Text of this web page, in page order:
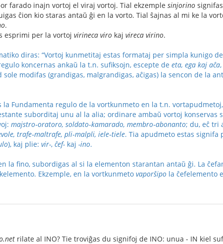
farado inajn vortoj el viraj vortoj. Tial ekzemple sinjorino
ĉion kio staras antaŭ ĝi en la vorto. Tial ŝajnas al mi ke la
.
esprimi per la vortoj virineca viro kaj vireca virino.
diras: “Vortoj kunmetitaj estas formataj per simpla kunigo
koncernas ankaŭ la t.n. sufiksojn, escepte de eta, ega kaj aĉa
sole modifas (grandigas, malgrandigas, aĉigas) la sencon de la
Fundamenta regulo de la vortkunmeto en la t.n.
suborditaj unu al la alia; ordinare ambaŭ vortoj konservas
majstro‑oratoro, soldato‑kamarado, membro‑abonanto; du, eĉ tri
trafe‑maltrafe, pli‑malpli, iele‑tiele. Tia apudmeto estas signifa
), kaj plie: vir-, ĉef- kaj -ino.
la fino, subordigas al si la elementon starantan antaŭ ĝi. La
Ekzemple, en la vortkunmeto vaporŝipo la ĉefelemento
rilate al INO? Tie troviĝas du signifoj de INO: unua - IN kiel